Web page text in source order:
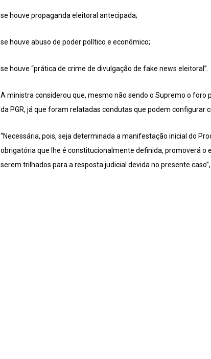
se houve propaganda eleitoral antecipada;
se houve abuso de poder político e econômico;
se houve “prática de crime de divulgação de fake news eleitoral”.
A ministra considerou que, mesmo não sendo o Supremo o foro
da PGR, já que foram relatadas condutas que podem configurar
“Necessária, pois, seja determinada a manifestação inicial do
obrigatória que lhe é constitucionalmente definida, promoverá o
serem trilhados para a resposta judicial devida no presente